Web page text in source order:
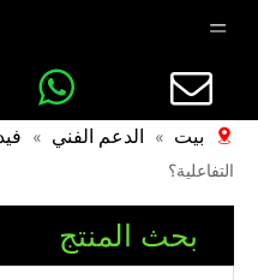
بيت » الدعم الفني »
التفاعلية؟
بحث المنتج